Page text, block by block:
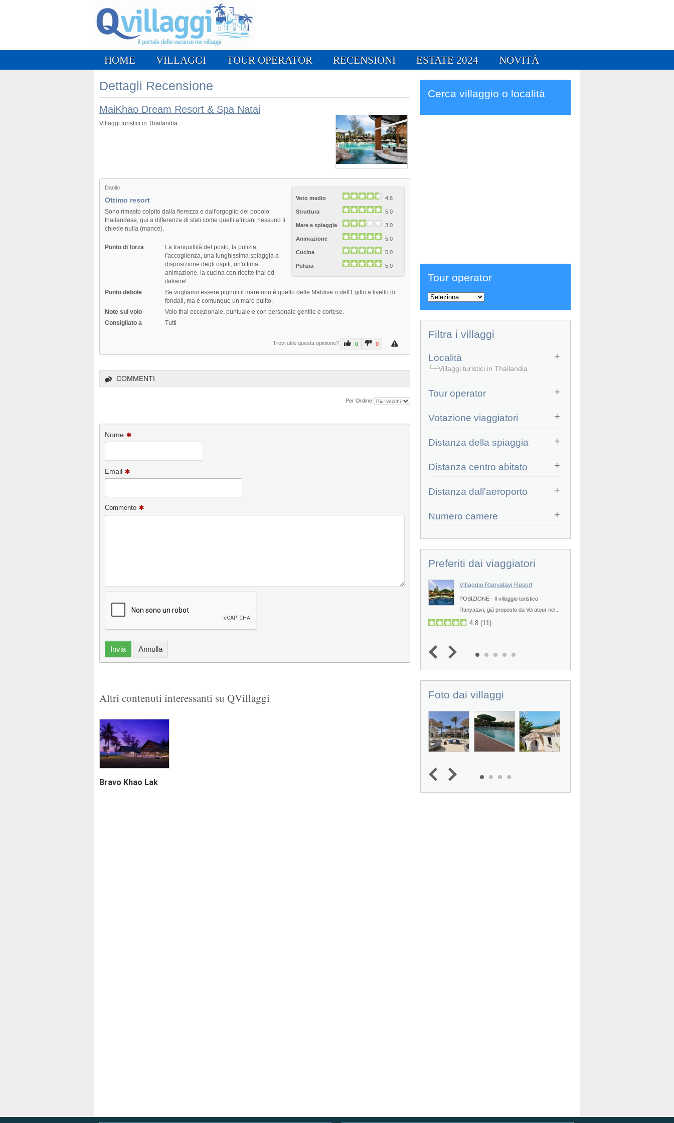
HOME VILLAGGI TOUR OPERATOR RECENSIONI ESTATE 2024 NOVITÀ
Dettagli Recensione
MaiKhao Dream Resort & Spa Natai
Villaggi turistici in Thailandia
Danilo
Voto medio
4.6
Struttura 5.0
Mare e spiaggia 3.0
Animazione 5.0
Cucina 5.0
Pulizia 5.0
Ottimo resort
Sono rimasto colpito dalla fierezza e dall'orgoglio del popolo
thailandese, qui a differenza di stati come quelli africani nessuno ti
chiede nulla (mance).
Punto di forza
La tranquillità del posto, la pulizia,
l'accoglienza, una lunghissima spiaggia a
disposizione degli ospiti, un'ottima
animazione, la cucina con ricette thai ed
italiane!
Punto debole
Se vogliamo essere pignoli il mare non è quello delle Maldive o dell'Egitto a livello di
fondali, ma è comunque un mare pulito.
Note sul volo
Volo thai eccezionale, puntuale e con personale gentile e cortese.
Consigliato a
Tutti
Trovi utile questa opinione? 0 0
COMMENTI
Per Ordine
Nome
Email
Commento
Invia Annulla
Altri contenuti interessanti su QVillaggi
Bravo Khao Lak
Cerca villaggio o località
Tour operator
Filtra i villaggi
Località
└─Villaggi turistici in Thailandia
Tour operator
Votazione viaggiatori
Distanza della spiaggia
Distanza centro abitato
Distanza dall'aeroporto
Numero camere
Preferiti dai viaggiatori
The Nai Harn Villaggio Ranyatavi Resort
POSIZIONE - Il villaggio turistico
Ranyatavi, già proposto da Veratour nel...
4.8 (11)
Foto dai villaggi